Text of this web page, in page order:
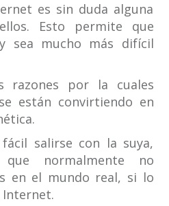
es sin duda alguna
Esto permite que
sea mucho más difícil
razones por la cuales
están convirtiendo en
salirse con la suya,
que normalmente no
en el mundo real, si lo
Internet.